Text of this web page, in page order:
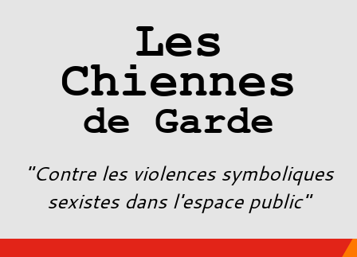
Les
Chiennes
de Garde
"Contre les violences symboliques
sexistes dans l'espace public"